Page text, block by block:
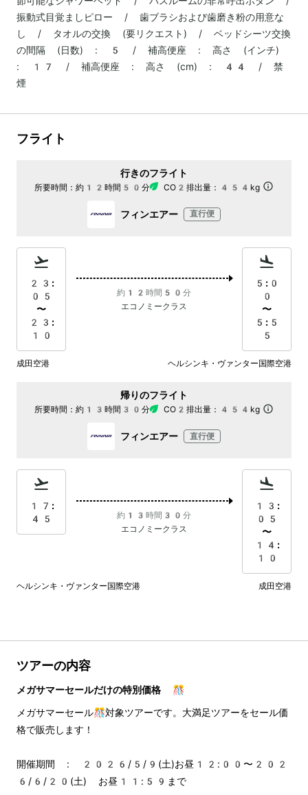
振動式目覚ましピロー / 歯ブラシおよび歯磨き粉の用意な
し / タオルの交換 (要リクエスト) / ベッドシーツ交換
の間隔 (日数) : 5 / 補高便座 : 高さ (インチ)
: 17 / 補高便座 : 高さ (cm) : 44 / 禁
煙
フライト
行きのフライト
所要時間： 約12時間50分 CO2排出量： 454kg
フィンエアー 直行便
23:
05
〜
23:
10
約12時間50分
エコノミークラス
5:0
0
〜
5:5
5
成田空港 ヘルシンキ・ヴァンター国際空港
帰りのフライト
所要時間： 約13時間30分 CO2排出量： 454kg
フィンエアー 直行便
17:
45
約13時間30分
エコノミークラス
13:
05
〜
14:
10
ヘルシンキ・ヴァンター国際空港 成田空港
ツアーの内容
メガサマーセールだけの特別価格 🎊
メガサマーセール🎊対象ツアーです。大満足ツアーをセール価
格で販売します！
開催期間 : 2026/5/9(土)お昼12:00〜202
6/6/20(土) お昼11:59まで